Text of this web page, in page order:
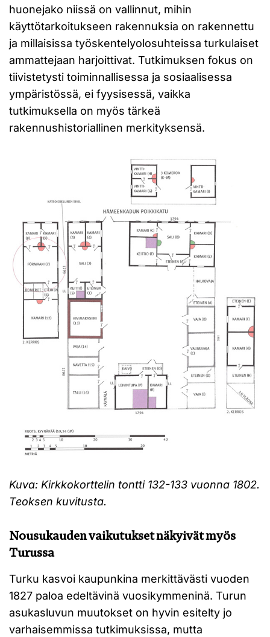
huonejako niissä on vallinnut, mihin
käyttötarkoitukseen rakennuksia on rakennettu
ja millaisissa työskentelyolosuhteissa turkulaiset
ammattejaan harjoittivat. Tutkimuksen fokus on
tiivistetysti toiminnallisessa ja sosiaalisessa
ympäristössä, ei fyysisessä, vaikka
tutkimuksella on myös tärkeä
rakennushistoriallinen merkityksensä.
Kuva: Kirkkokorttelin tontti 132-133 vuonna 1802.
Teoksen kuvitusta.
Nousukauden vaikutukset näkyivät myös
Turussa
Turku kasvoi kaupunkina merkittävästi vuoden
1827 paloa edeltävinä vuosikymmeninä. Turun
asukasluvun muutokset on hyvin esitelty jo
varhaisemmissa tutkimuksissa, mutta